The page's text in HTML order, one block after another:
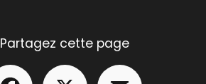
Partagez cette page
Facebook